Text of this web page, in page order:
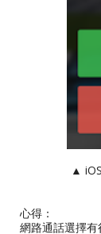
▲
心得：
網路通話選擇有